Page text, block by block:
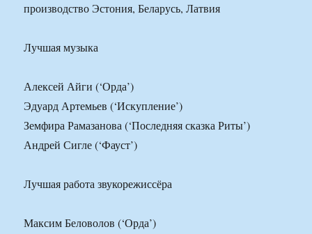
производство Эстония, Беларусь, Латвия
Лучшая музыка
Алексей Айги (‘Орда’)
Эдуард Артемьев (‘Искупление’)
Земфира Рамазанова (‘Последняя сказка Риты’)
Андрей Сигле (‘Фауст’)
Лучшая работа звукорежиссёра
Максим Беловолов (‘Орда’)